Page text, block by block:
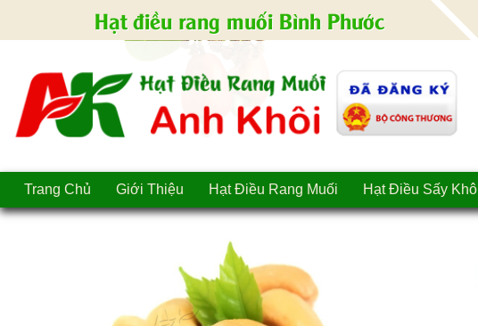
Hạt điều rang muối Bình Phước
Trang Chủ Giới Thiệu Hạt Điều Rang Muối Hạt Điều Sấy Khô